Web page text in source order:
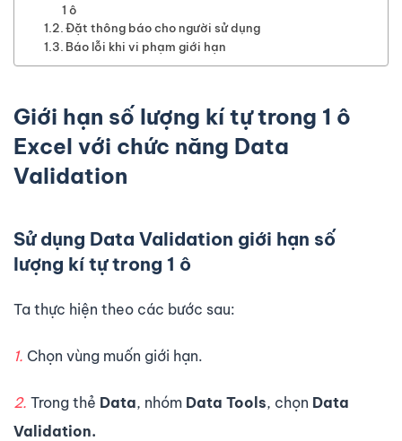
1 ô
Đặt thông báo cho người sử dụng
Báo lỗi khi vi phạm giới hạn
Giới hạn số lượng kí tự trong 1 ô
Excel với chức năng Data
Validation
Sử dụng Data Validation giới hạn số
lượng kí tự trong 1 ô
Ta thực hiện theo các bước sau:
1. Chọn vùng muốn giới hạn.
2. Trong thẻ Data, nhóm Data Tools, chọn Data
Validation.